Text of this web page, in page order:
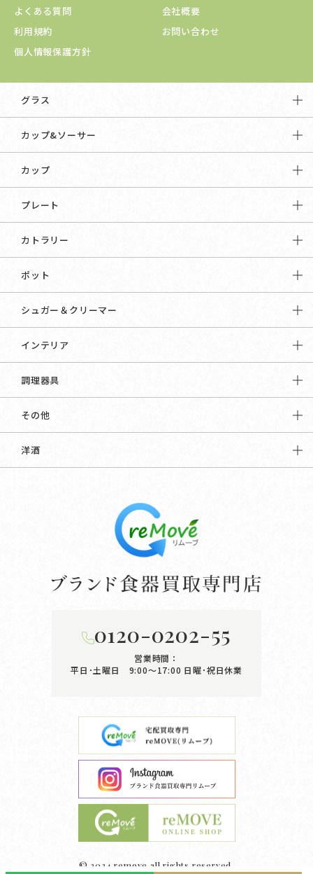
よくある質問
会社概要
利用規約
お問い合わせ
個人情報保護方針
グラス
カップ&ソーサー
カップ
プレート
カトラリー
ポット
シュガー＆クリーマー
インテリア
調理器具
その他
洋酒
0120-0202-55
営業時間：
平日･土曜日 9:00〜17:00 日曜･祝日休業
© 2024 remove all rights reserved.